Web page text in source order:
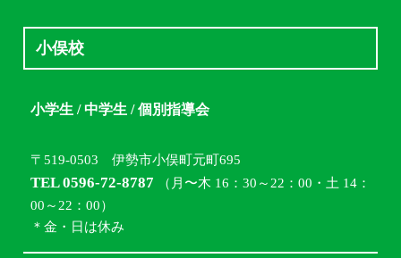
小俣校
小学生 / 中学生 / 個別指導会
〒519-0503 伊勢市小俣町元町695
TEL 0596-72-8787 （月〜木 16：30～22：00・土 14：
00～22：00）
＊金・日は休み